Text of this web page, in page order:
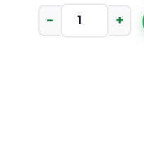
Bcca
750
Mg
− +